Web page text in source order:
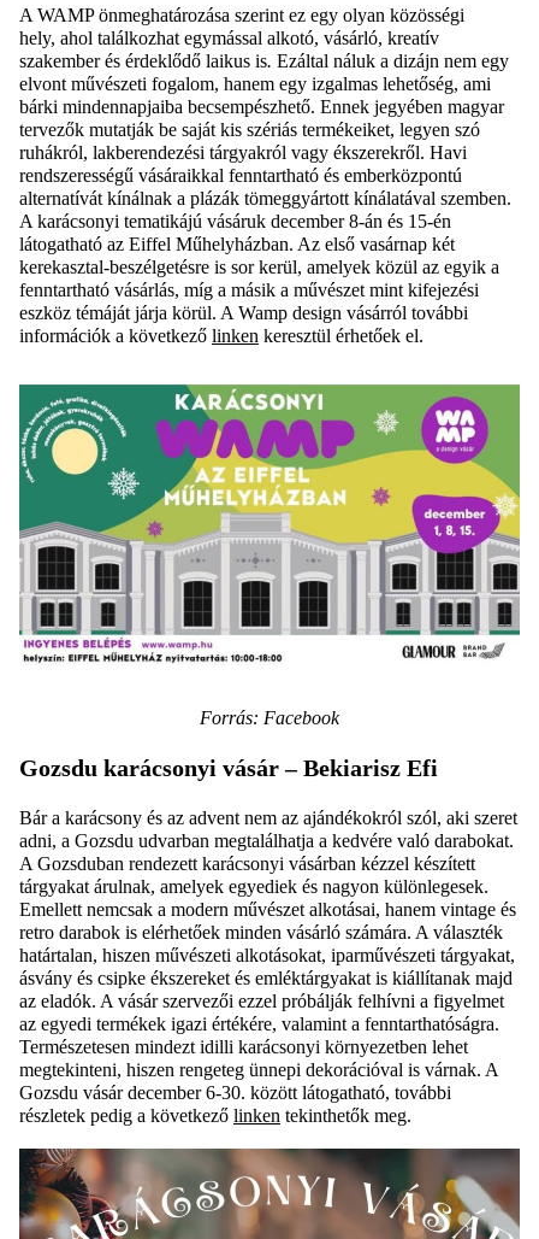
A WAMP önmeghatározása szerint ez egy olyan közösségi
hely, ahol találkozhat egymással alkotó, vásárló, kreatív
szakember és érdeklődő laikus is. Ezáltal náluk a dizájn nem egy
elvont művészeti fogalom, hanem egy izgalmas lehetőség, ami
bárki mindennapjaiba becsempészhető. Ennek jegyében magyar
tervezők mutatják be saját kis szériás termékeiket, legyen szó
ruhákról, lakberendezési tárgyakról vagy ékszerekről. Havi
rendszerességű vásáraikkal fenntartható és emberközpontú
alternatívát kínálnak a plázák tömeggyártott kínálatával szemben.
A karácsonyi tematikájú vásáruk december 8-án és 15-én
látogatható az Eiffel Műhelyházban. Az első vasárnap két
kerekasztal-beszélgetésre is sor kerül, amelyek közül az egyik a
fenntartható vásárlás, míg a másik a művészet mint kifejezési
eszköz témáját járja körül. A Wamp design vásárról további
információk a következő linken keresztül érhetőek el.
Forrás: Facebook
Gozsdu karácsonyi vásár– Bekiarisz Efi
Bár a karácsony és az advent nem az ajándékokról szól, aki szeret
adni, a Gozsdu udvarban megtalálhatja a kedvére való darabokat.
A Gozsduban rendezett karácsonyi vásárban kézzel készített
tárgyakat árulnak, amelyek egyediek és nagyon különlegesek.
Emellett nemcsak a modern művészet alkotásai, hanem vintage és
retro darabok is elérhetőek minden vásárló számára. A választék
határtalan, hiszen művészeti alkotásokat, iparművészeti tárgyakat,
ásvány és csipke ékszereket és emléktárgyakat is kiállítanak majd
az eladók. A vásár szervezői ezzel próbálják felhívni a figyelmet
az egyedi termékek igazi értékére, valamint a fenntarthatóságra.
Természetesen mindezt idilli karácsonyi környezetben lehet
megtekinteni, hiszen rengeteg ünnepi dekorációval is várnak. A
Gozsdu vásár december 6-30. között látogatható, további
részletek pedig a következő linken tekinthetők meg.